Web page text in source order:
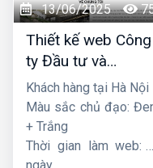
13/06/2025
Thiết kế web Công
ty Đầu tư và
Thương mại Five-
Star
Khách hàng tại Hà Nội
Màu sắc chủ đạo:
+ Trắng
Thời gian làm web: 7
ngày